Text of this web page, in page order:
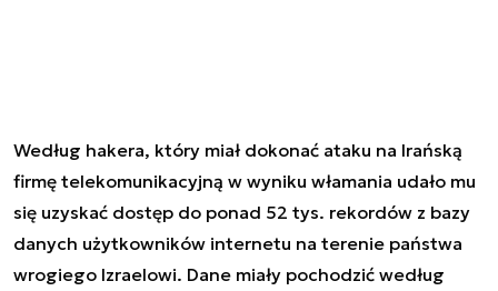
Według hakera, który miał dokonać ataku na Irańską
firmę telekomunikacyjną w wyniku włamania udało mu
się uzyskać dostęp do ponad 52 tys. rekordów z bazy
danych użytkowników internetu na terenie państwa
wrogiego Izraelowi. Dane miały pochodzić według